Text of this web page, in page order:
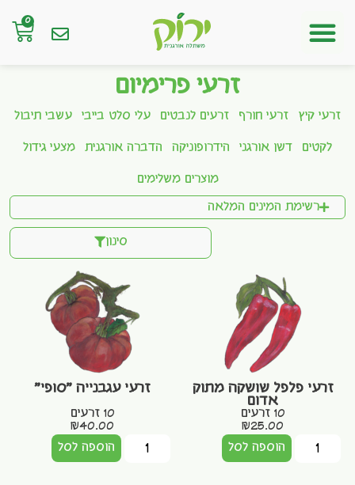
0
זרעי פרימיום
זרעי קיץ זרעי חורף זרעים לנבטים עלי סלט בייבי עשבי תיבול
לקטים דשן אורגני הידרופוניקה הדברה אורגנית מצעי גידול
מוצרים משלימים
רשימת המינים המלאה
סינון
זרעי פלפל שושקה מתוק
אדום
10 זרעים
₪25.00
הוספה לסל
זרעי עגבנייה "סופי"
10 זרעים
₪40.00
הוספה לסל